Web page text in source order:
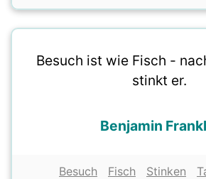
Besuch ist wie Fisch -
stinkt er.
Benjamin
Besuch Fisch Stinken